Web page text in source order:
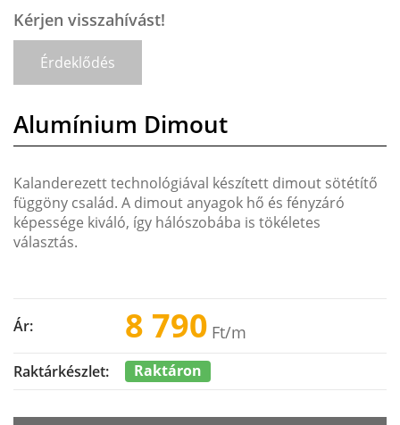
Kérjen visszahívást!
Érdeklődés
Alumínium Dimout
Kalanderezett technológiával készített dimout sötétítő
függöny család. A dimout anyagok hő és fényzáró
képessége kiváló, így hálószobába is tökéletes
választás.
Ár: 8 790 Ft/m
Raktárkészlet: Raktáron